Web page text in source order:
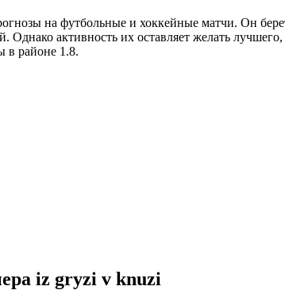
на футбольные и хоккейные матчи. Он
Однако активность их оставляет желать
в районе 1.8.
iz gryzi v knuzi